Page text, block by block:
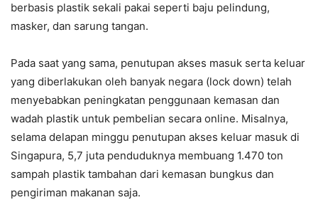
berbasis plastik sekali pakai seperti baju pelindung,
masker, dan sarung tangan.
Pada saat yang sama, penutupan akses masuk serta keluar
yang diberlakukan oleh banyak negara (lock down) telah
menyebabkan peningkatan penggunaan kemasan dan
wadah plastik untuk pembelian secara online. Misalnya,
selama delapan minggu penutupan akses keluar masuk di
Singapura, 5,7 juta penduduknya membuang 1.470 ton
sampah plastik tambahan dari kemasan bungkus dan
pengiriman makanan saja.